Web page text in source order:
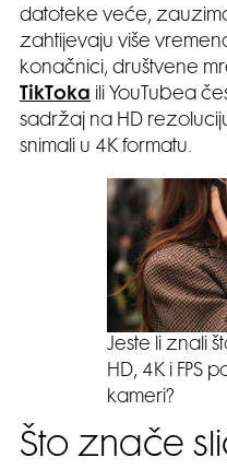
datoteke veće,
zahtijevaju više
konačnici, društvene
TikToka ili YouTubea
sadržaj na HD
snimali u 4K formatu.
Jeste li znali
HD, 4K i FPS
kameri?
Što znače